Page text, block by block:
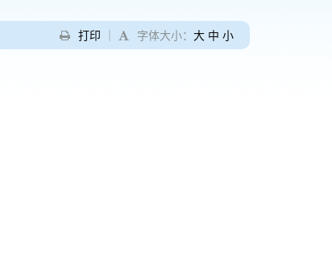
打印 ｜ 字体大小： 大 中 小